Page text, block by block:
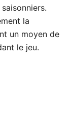
la
un moyen de
le jeu.